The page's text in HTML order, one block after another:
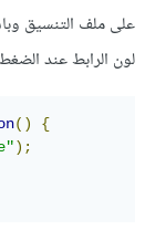
لون الرابط عند
()
{
);